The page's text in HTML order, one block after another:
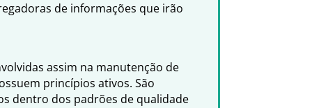
de informações que irão
assim na manutenção de
princípios ativos. São
dentro dos padrões de qualidade